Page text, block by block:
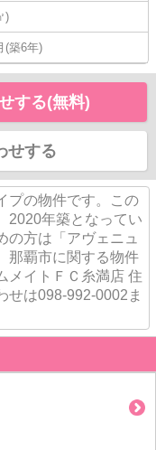
)
(築6年)
する(無料)
せする
プの物件です。この
2020年築となってい
の方は「アヴェニュ
那覇市に関する物件
メイトＦＣ糸満店 住
せは098-992-0002ま